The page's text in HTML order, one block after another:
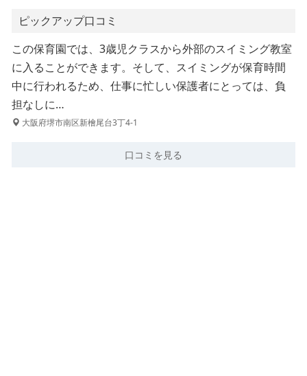
ピックアップ口コミ
この保育園では、3歳児クラスから外部のスイミング教室
に入ることができます。そして、スイミングが保育時間
中に行われるため、仕事に忙しい保護者にとっては、負
担なしに…
大阪府堺市南区新檜尾台3丁4-1
口コミを見る